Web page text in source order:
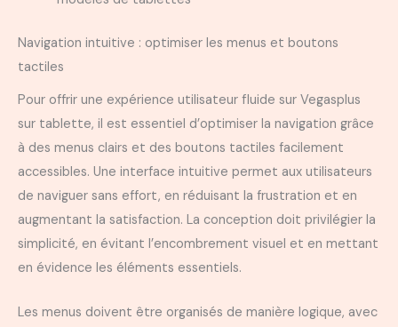
Navigation intuitive : optimiser les menus et boutons
tactiles
Pour offrir une expérience utilisateur fluide sur Vegasplus
sur tablette, il est essentiel d’optimiser la navigation grâce
à des menus clairs et des boutons tactiles facilement
accessibles. Une interface intuitive permet aux utilisateurs
de naviguer sans effort, en réduisant la frustration et en
augmentant la satisfaction. La conception doit privilégier la
simplicité, en évitant l’encombrement visuel et en mettant
en évidence les éléments essentiels.
Les menus doivent être organisés de manière logique, avec